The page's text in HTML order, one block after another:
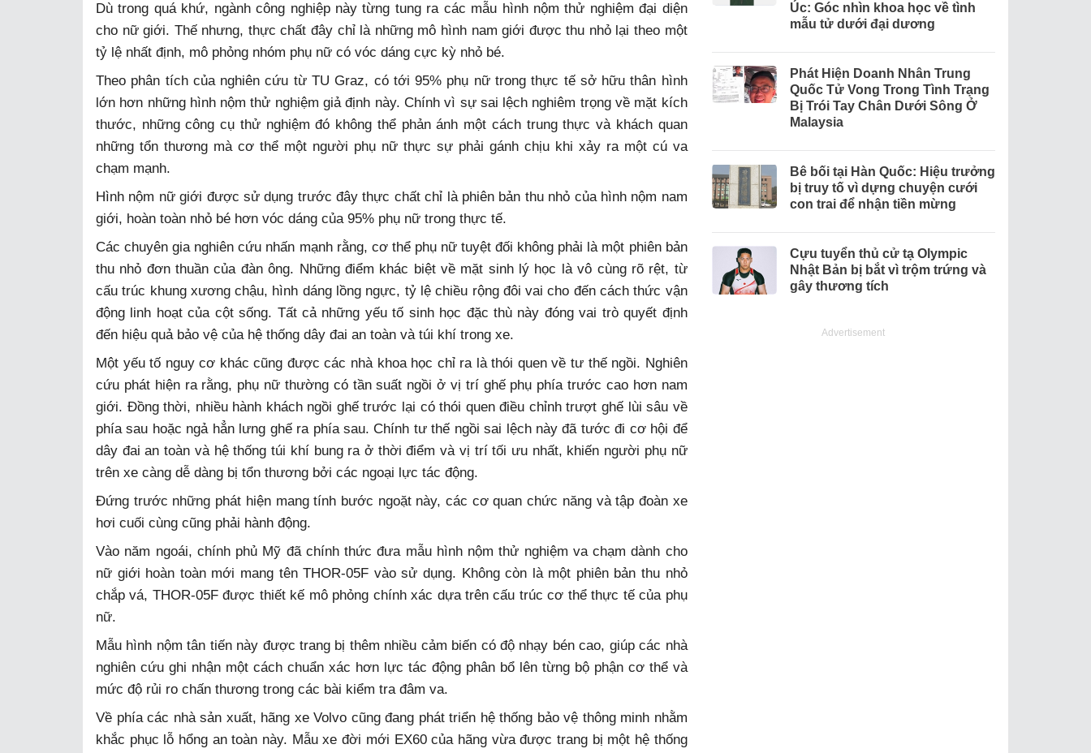
Dù trong quá khứ, ngành công nghiệp này từng tung ra các mẫu hình nộm thử nghiệm đại diện
cho nữ giới. Thế nhưng, thực chất đây chỉ là những mô hình nam giới được thu nhỏ lại theo một
tỷ lệ nhất định, mô phỏng nhóm phụ nữ có vóc dáng cực kỳ nhỏ bé.
Theo phân tích của nghiên cứu từ TU Graz, có tới 95% phụ nữ trong thực tế sở hữu thân hình
lớn hơn những hình nộm thử nghiệm giả định này. Chính vì sự sai lệch nghiêm trọng về mặt kích
thước, những công cụ thử nghiệm đó không thể phản ánh một cách trung thực và khách quan
những tổn thương mà cơ thể một người phụ nữ thực sự phải gánh chịu khi xảy ra một cú va
chạm mạnh.
Hình nộm nữ giới được sử dụng trước đây thực chất chỉ là phiên bản thu nhỏ của hình nộm nam
giới, hoàn toàn nhỏ bé hơn vóc dáng của 95% phụ nữ trong thực tế.
Các chuyên gia nghiên cứu nhấn mạnh rằng, cơ thể phụ nữ tuyệt đối không phải là một phiên bản
thu nhỏ đơn thuần của đàn ông. Những điểm khác biệt về mặt sinh lý học là vô cùng rõ rệt, từ
cấu trúc khung xương chậu, hình dáng lồng ngực, tỷ lệ chiều rộng đôi vai cho đến cách thức vận
động linh hoạt của cột sống. Tất cả những yếu tố sinh học đặc thù này đóng vai trò quyết định
đến hiệu quả bảo vệ của hệ thống dây đai an toàn và túi khí trong xe.
Một yếu tố nguy cơ khác cũng được các nhà khoa học chỉ ra là thói quen về tư thế ngồi. Nghiên
cứu phát hiện ra rằng, phụ nữ thường có tần suất ngồi ở vị trí ghế phụ phía trước cao hơn nam
giới. Đồng thời, nhiều hành khách ngồi ghế trước lại có thói quen điều chỉnh trượt ghế lùi sâu về
phía sau hoặc ngả hẳn lưng ghế ra phía sau. Chính tư thế ngồi sai lệch này đã tước đi cơ hội để
dây đai an toàn và hệ thống túi khí bung ra ở thời điểm và vị trí tối ưu nhất, khiến người phụ nữ
trên xe càng dễ dàng bị tổn thương bởi các ngoại lực tác động.
Đứng trước những phát hiện mang tính bước ngoặt này, các cơ quan chức năng và tập đoàn xe
hơi cuối cùng cũng phải hành động.
Vào năm ngoái, chính phủ Mỹ đã chính thức đưa mẫu hình nộm thử nghiệm va chạm dành cho
nữ giới hoàn toàn mới mang tên THOR-05F vào sử dụng. Không còn là một phiên bản thu nhỏ
chắp vá, THOR-05F được thiết kế mô phỏng chính xác dựa trên cấu trúc cơ thể thực tế của phụ
nữ.
Mẫu hình nộm tân tiến này được trang bị thêm nhiều cảm biến có độ nhạy bén cao, giúp các nhà
nghiên cứu ghi nhận một cách chuẩn xác hơn lực tác động phân bổ lên từng bộ phận cơ thể và
mức độ rủi ro chấn thương trong các bài kiểm tra đâm va.
Về phía các nhà sản xuất, hãng xe Volvo cũng đang phát triển hệ thống bảo vệ thông minh nhằm
khắc phục lỗ hổng an toàn này. Mẫu xe đời mới EX60 của hãng vừa được trang bị một hệ thống
Úc: Góc nhìn khoa học về tình
mẫu tử dưới đại dương
Phát Hiện Doanh Nhân Trung
Quốc Tử Vong Trong Tình Trạng
Bị Trói Tay Chân Dưới Sông Ở
Malaysia
Bê bối tại Hàn Quốc: Hiệu trưởng
bị truy tố vì dựng chuyện cưới
con trai để nhận tiền mừng
Cựu tuyển thủ cử tạ Olympic
Nhật Bản bị bắt vì trộm trứng và
gây thương tích
Advertisement